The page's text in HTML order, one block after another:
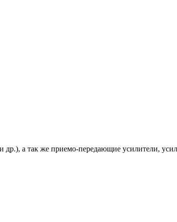
др.), а так же приемо-передающие усилители,